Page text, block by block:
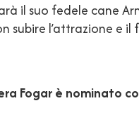
il suo fedele cane
subire l’attrazione e
Fogar è nominato